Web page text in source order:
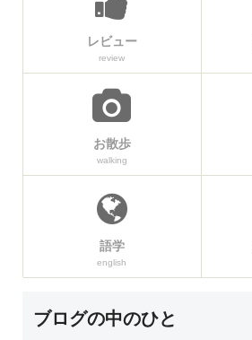
レビュー
review
お散歩
walking
語学
english
ブログの中のひと